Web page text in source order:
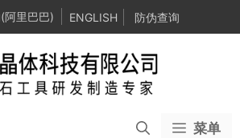
阿里巴巴) ENGLISH 防伪查询
菜单